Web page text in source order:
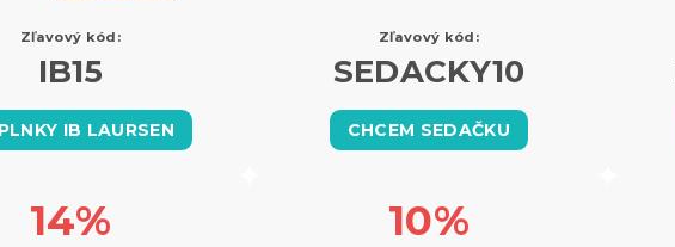
Zľavový kód:
IB15
IB LAURSEN
Zľavový kód:
SEDACKY10
CHCEM SEDAČKU
14% 10%